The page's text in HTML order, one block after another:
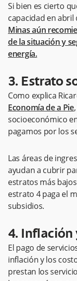
Si bien es cierto
capacidad en abril
Minas aún
de la situación y
energía.
3. Estrato
Como explica
Economía de a Pie
socioeconómico
pagamos por los
Las áreas de
ayudan a cubrir
estratos más
estrato 4 paga el
subsidios.
4. Inflación
El pago de
inflación y los
prestan los